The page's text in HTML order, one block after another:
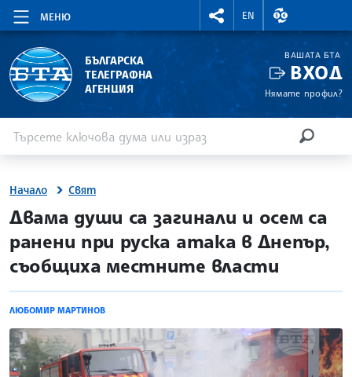
МЕНЮ
RIGHTMENU.SOCIAL
EN
ВАЛУТНИ
БЪЛГАРСКА
ТЕЛЕГРАФНА
АГЕНЦИЯ
ВАШАТА БТА
ВХОД
Нямате профил?
Начало Свят
site.bta
Двама души са загинали и осем са
ранени при руска атака в Днепър,
съобщиха местните власти
ЛЮБОМИР МАРТИНОВ